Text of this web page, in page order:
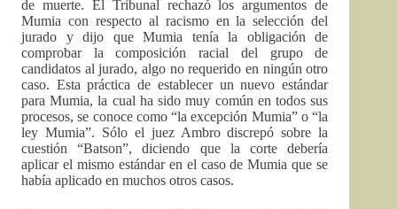
de muerte. El Tribunal rechazó los argumentos de
Mumia con respecto al racismo en la selección del
jurado y dijo que Mumia tenía la obligación de
comprobar la composición racial del grupo de
candidatos al jurado, algo no requerido en ningún otro
caso. Esta práctica de establecer un nuevo estándar
para Mumia, la cual ha sido muy común en todos sus
procesos, se conoce como “la excepción Mumia” o “la
ley Mumia”. Sólo el juez Ambro discrepó sobre la
cuestión “Batson”, diciendo que la corte debería
aplicar el mismo estándar en el caso de Mumia que se
había aplicado en muchos otros casos.